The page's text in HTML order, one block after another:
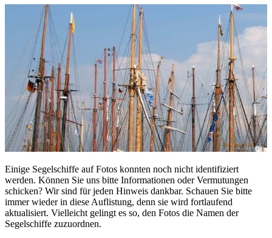
Einige Segelschiffe auf Fotos konnten noch nicht identifiziert
werden. Können Sie uns bitte Informationen oder Vermutungen
schicken? Wir sind für jeden Hinweis dankbar. Schauen Sie bitte
immer wieder in diese Auflistung, denn sie wird fortlaufend
aktualisiert. Vielleicht gelingt es so, den Fotos die Namen der
Segelschiffe zuzuordnen.